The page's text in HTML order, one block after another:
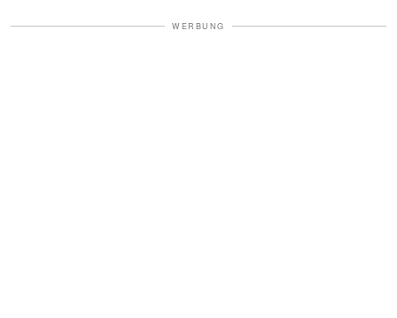
WERBUNG